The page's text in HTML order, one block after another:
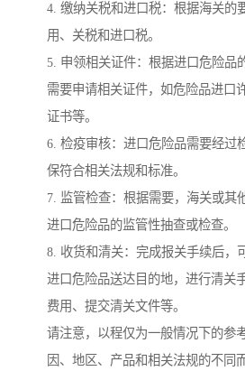
4. 缴纳关税和进口税：根据海关的
用、关税和进口税。
5. 申领相关证件：根据进口危险品
需要申请相关证件，如危险品进口
证书等。
6. 检疫审核：进口危险品需要经过
保符合相关法规和标准。
7. 监管检查：根据需要，海关或其
进口危险品的监管性抽查或检查。
8. 收货和清关：完成报关手续后，
进口危险品送达目的地，进行清关
费用、提交清关文件等。
请注意，以程仅为一般情况下的参
因、地区、产品和相关法规的不同